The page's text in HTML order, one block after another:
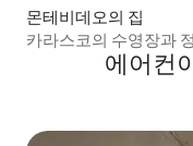
몬테비데오의 집
카라스코의 수영장과
에어컨